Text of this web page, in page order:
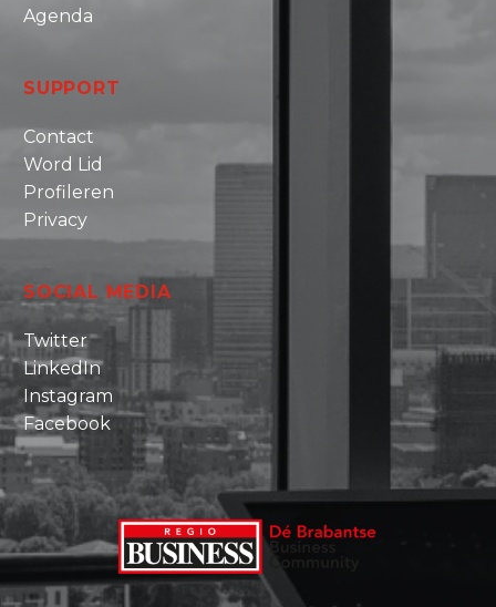
Agenda
SUPPORT
Contact
Word Lid
Profileren
Privacy
SOCIAL MEDIA
Twitter
LinkedIn
Instagram
Facebook